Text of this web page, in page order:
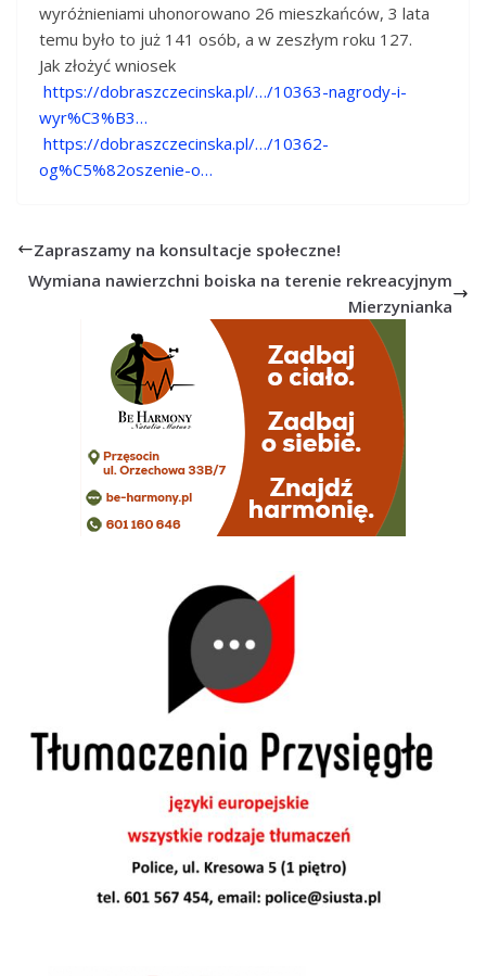
wyróżnieniami uhonorowano 26 mieszkańców, 3 lata
temu było to już 141 osób, a w zeszłym roku 127.
Jak złożyć wniosek
https://dobraszczecinska.pl/…/10363-nagrody-i-
wyr%C3%B3…
https://dobraszczecinska.pl/…/10362-
og%C5%82oszenie-o…
Zapraszamy na konsultacje społeczne!
Wymiana nawierzchni boiska na terenie rekreacyjnym
Mierzynianka